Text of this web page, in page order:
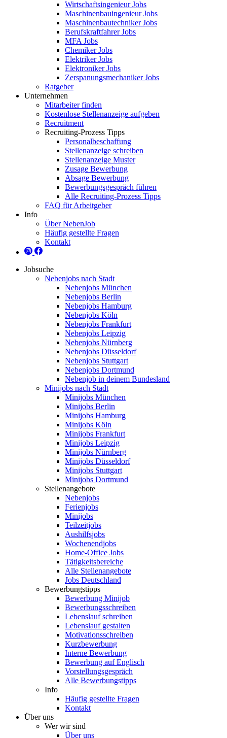
Wirtschaftsingenieur Jobs
Maschinenbauingenieur Jobs
Maschinenbautechniker Jobs
Berufskraftfahrer Jobs
MFA Jobs
Chemiker Jobs
Elektriker Jobs
Elektroniker Jobs
Zerspanungsmechaniker Jobs
Ratgeber
Unternehmen
Mitarbeiter finden
Kostenlose Stellenanzeige aufgeben
Recruitment
Recruiting-Prozess Tipps
Personalbeschaffung
Stellenanzeige schreiben
Stellenanzeige Muster
Zusage Bewerbung
Absage Bewerbung
Bewerbungsgespräch führen
Alle Recruiting-Prozess Tipps
FAQ für Arbeitgeber
Info
Über NebenJob
Häufig gestellte Fragen
Kontakt
Jobsuche
Nebenjobs nach Stadt
Nebenjobs München
Nebenjobs Berlin
Nebenjobs Hamburg
Nebenjobs Köln
Nebenjobs Frankfurt
Nebenjobs Leipzig
Nebenjobs Nürnberg
Nebenjobs Düsseldorf
Nebenjobs Stuttgart
Nebenjobs Dortmund
Nebenjob in deinem Bundesland
Minijobs nach Stadt
Minijobs München
Minijobs Berlin
Minijobs Hamburg
Minijobs Köln
Minijobs Frankfurt
Minijobs Leipzig
Minijobs Nürnberg
Minijobs Düsseldorf
Minijobs Stuttgart
Minijobs Dortmund
Stellenangebote
Nebenjobs
Ferienjobs
Minijobs
Teilzeitjobs
Aushilfsjobs
Wochenendjobs
Home-Office Jobs
Tätigkeitsbereiche
Alle Stellenangebote
Jobs Deutschland
Bewerbungstipps
Bewerbung Minijob
Bewerbungsschreiben
Lebenslauf schreiben
Lebenslauf gestalten
Motivationsschreiben
Kurzbewerbung
Interne Bewerbung
Bewerbung auf Englisch
Vorstellungsgespräch
Alle Bewerbungstipps
Info
Häufig gestellte Fragen
Kontakt
Über uns
Wer wir sind
Über uns